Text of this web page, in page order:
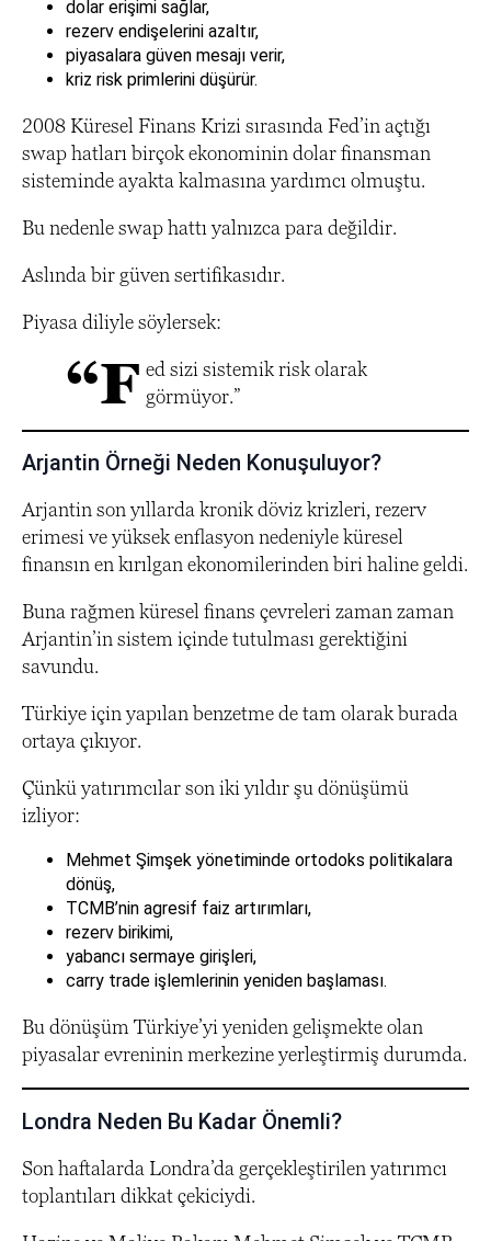
dolar erişimi sağlar,
rezerv endişelerini azaltır,
piyasalara güven mesajı verir,
kriz risk primlerini düşürür.
2008 Küresel Finans Krizi sırasında Fed’in açtığı
swap hatları birçok ekonominin dolar finansman
sisteminde ayakta kalmasına yardımcı olmuştu.
Bu nedenle swap hattı yalnızca para değildir.
Aslında bir güven sertifikasıdır.
Piyasa diliyle söylersek:
“F ed sizi sistemik risk olarak
görmüyor.”
Arjantin Örneği Neden Konuşuluyor?
Arjantin son yıllarda kronik döviz krizleri, rezerv
erimesi ve yüksek enflasyon nedeniyle küresel
finansın en kırılgan ekonomilerinden biri haline geldi.
Buna rağmen küresel finans çevreleri zaman zaman
Arjantin’in sistem içinde tutulması gerektiğini
savundu.
Türkiye için yapılan benzetme de tam olarak burada
ortaya çıkıyor.
Çünkü yatırımcılar son iki yıldır şu dönüşümü
izliyor:
Mehmet Şimşek yönetiminde ortodoks politikalara
dönüş,
TCMB’nin agresif faiz artırımları,
rezerv birikimi,
yabancı sermaye girişleri,
carry trade işlemlerinin yeniden başlaması.
Bu dönüşüm Türkiye’yi yeniden gelişmekte olan
piyasalar evreninin merkezine yerleştirmiş durumda.
Londra Neden Bu Kadar Önemli?
Son haftalarda Londra’da gerçekleştirilen yatırımcı
toplantıları dikkat çekiciydi.